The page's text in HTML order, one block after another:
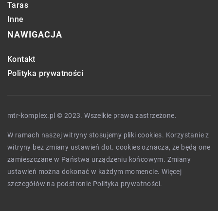
Taras
Inne
NAWIGACJA
Kontakt
Polityka prywatności
mtr-komplex.pl © 2023. Wszelkie prawa zastrzeżone.
W ramach naszej witryny stosujemy pliki cookies. Korzystanie z
witryny bez zmiany ustawień dot. cookies oznacza, że będą one
zamieszczane w Państwa urządzeniu końcowym. Zmiany
ustawień można dokonać w każdym momencie. Więcej
szczegółów na podstronie Polityka prywatności.